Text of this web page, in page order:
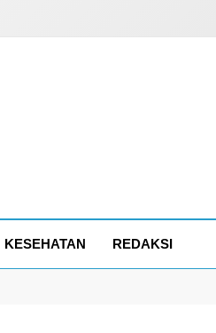
KESEHATAN REDAKSI